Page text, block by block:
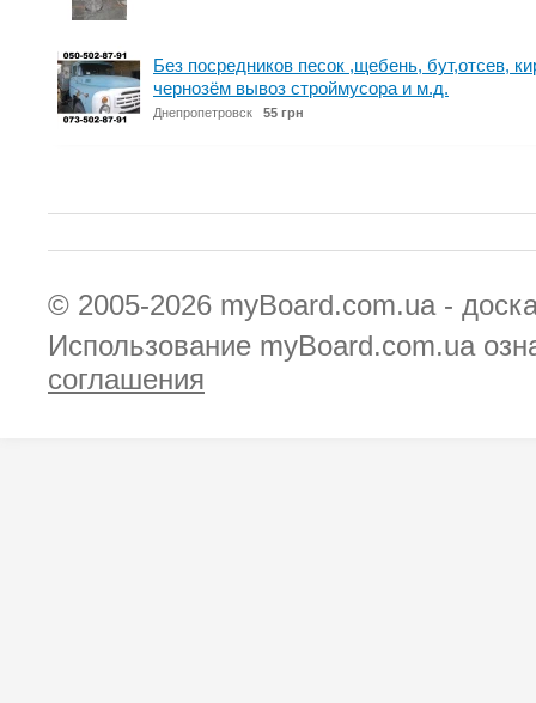
Без посредников песок ,щебень, бут,отсев,
чернозём вывоз строймусора и м.д.
Днепропетровск 55 грн
© 2005-2026 myBoard.com.ua -
Использование myBoard.com.ua
соглашения